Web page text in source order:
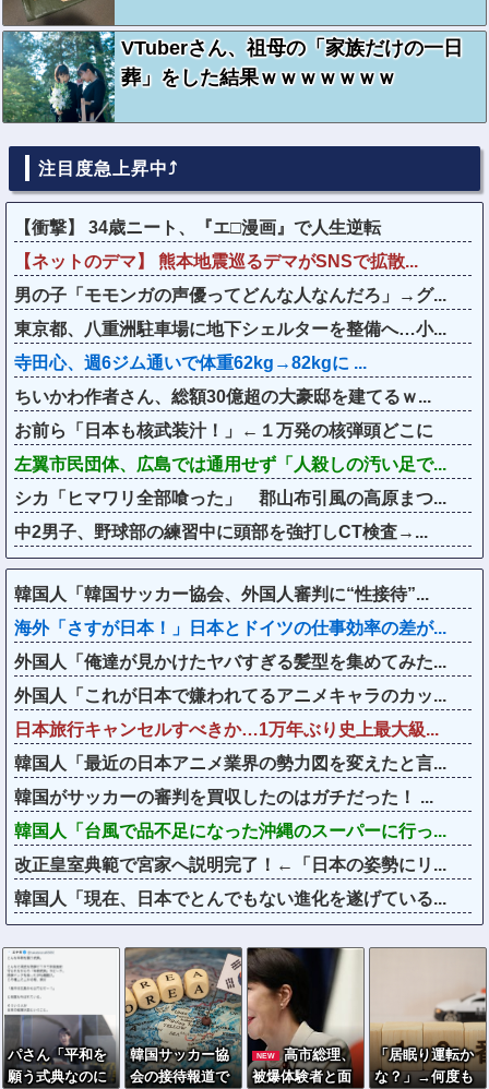
VTuberさん、祖母の「家族だけの一日
葬」をした結果ｗｗｗｗｗｗｗ
注目度急上昇中⤴
【衝撃】 34歳ニート、『エ□漫画』で人生逆転
【ネットのデマ】 熊本地震巡るデマがSNSで拡散...
男の子「モモンガの声優ってどんな人なんだろ」→グ...
東京都、八重洲駐車場に地下シェルターを整備へ…小...
寺田心、週6ジム通いで体重62kg→82kgに ...
ちいかわ作者さん、総額30億超の大豪邸を建てるｗ...
お前ら「日本も核武装汁！」←１万発の核弾頭どこに
左翼市民団体、広島では通用せず「人殺しの汚い足で...
シカ「ヒマワリ全部喰った」 郡山布引風の高原まつ...
中2男子、野球部の練習中に頭部を強打しCT検査→...
韓国人「韓国サッカー協会、外国人審判に“性接待”...
海外「さすが日本！」日本とドイツの仕事効率の差が...
外国人「俺達が見かけたヤバすぎる髪型を集めてみた...
外国人「これが日本で嫌われてるアニメキャラのカッ...
日本旅行キャンセルすべきか…1万年ぶり史上最大級...
韓国人「最近の日本アニメ業界の勢力図を変えたと言...
韓国がサッカーの審判を買収したのはガチだった！ ...
韓国人「台風で品不足になった沖縄のスーパーに行っ...
改正皇室典範で宮家へ説明完了！←「日本の姿勢にリ...
韓国人「現在、日本でとんでもない進化を遂げている...
パさん「平和を
願う式典なのに
韓国サッカー協
会の接待報道で
NEW
高市総理、
被爆体験者と面
「居眠り運転か
な？」→何度も